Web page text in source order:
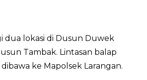
dua lokasi di Dusun Duwek
Tambak. Lintasan balap
ke Mapolsek Larangan.